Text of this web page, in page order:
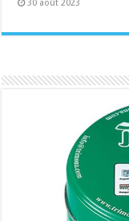
30 août 2023